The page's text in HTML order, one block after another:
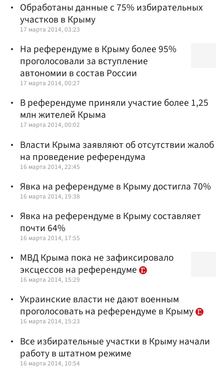
Обработаны данные с 75% избирательных
участков в Крыму
17 марта 2014, 03:23
На референдуме в Крыму более 95%
проголосовали за вступление
автономии в состав России
17 марта 2014, 00:27
В референдуме приняли участие более 1,25
млн жителей Крыма
17 марта 2014, 00:02
Власти Крыма заявляют об отсутствии жалоб
на проведение референдума
16 марта 2014, 22:45
Явка на референдуме в Крыму достигла 70%
16 марта 2014, 19:38
Явка на референдуме в Крыму составляет
почти 64%
16 марта 2014, 17:55
МВД Крыма пока не зафиксировало
эксцессов на референдуме
16 марта 2014, 15:29
Украинские власти не дают военным
проголосовать на референдуме в Крыму
16 марта 2014, 15:23
Все избирательные участки в Крыму начали
работу в штатном режиме
16 марта 2014, 10:54